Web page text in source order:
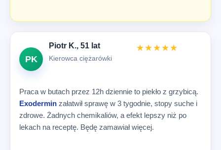
PK
Piotr K., 51 lat
Kierowca ciężarówki
★★★★★
Praca w butach przez 12h dziennie to piekło z grzybicą.
Exodermin załatwił sprawę w 3 tygodnie, stopy suche i
zdrowe. Żadnych chemikaliów, a efekt lepszy niż po
lekach na receptę. Będę zamawiał więcej.